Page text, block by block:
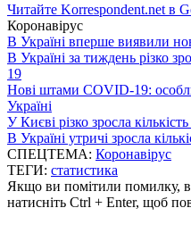
Читайте Korrespondent.net в
Коронавірус
В Україні вперше виявили
В Україні за тиждень різко
19
Нові штами COVID-19:
Україні
У Києві різко зросла
В Україні утричі зросла
СПЕЦТЕМА: Коронавірус
ТЕГИ: статистика
Якщо ви помітили помилку,
натисніть Ctrl + Enter, щоб